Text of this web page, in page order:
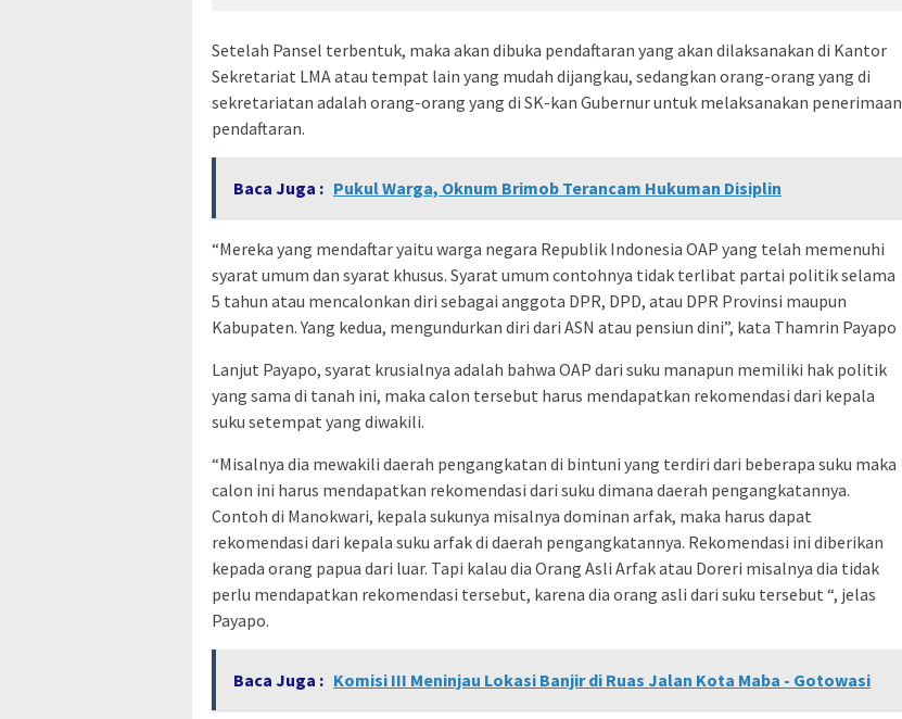
Setelah Pansel terbentuk, maka akan dibuka pendaftaran yang akan dilaksanakan di Kantor
Sekretariat LMA atau tempat lain yang mudah dijangkau, sedangkan orang-orang yang di
sekretariatan adalah orang-orang yang di SK-kan Gubernur untuk melaksanakan penerimaan
pendaftaran.
Baca Juga : Pukul Warga, Oknum Brimob Terancam Hukuman Disiplin
“Mereka yang mendaftar yaitu warga negara Republik Indonesia OAP yang telah memenuhi
syarat umum dan syarat khusus. Syarat umum contohnya tidak terlibat partai politik selama
5 tahun atau mencalonkan diri sebagai anggota DPR, DPD, atau DPR Provinsi maupun
Kabupaten. Yang kedua, mengundurkan diri dari ASN atau pensiun dini”, kata Thamrin Payapo
Lanjut Payapo, syarat krusialnya adalah bahwa OAP dari suku manapun memiliki hak politik
yang sama di tanah ini, maka calon tersebut harus mendapatkan rekomendasi dari kepala
suku setempat yang diwakili.
“Misalnya dia mewakili daerah pengangkatan di bintuni yang terdiri dari beberapa suku maka
calon ini harus mendapatkan rekomendasi dari suku dimana daerah pengangkatannya.
Contoh di Manokwari, kepala sukunya misalnya dominan arfak, maka harus dapat
rekomendasi dari kepala suku arfak di daerah pengangkatannya. Rekomendasi ini diberikan
kepada orang papua dari luar. Tapi kalau dia Orang Asli Arfak atau Doreri misalnya dia tidak
perlu mendapatkan rekomendasi tersebut, karena dia orang asli dari suku tersebut “, jelas
Payapo.
Baca Juga : Komisi III Meninjau Lokasi Banjir di Ruas Jalan Kota Maba - Gotowasi